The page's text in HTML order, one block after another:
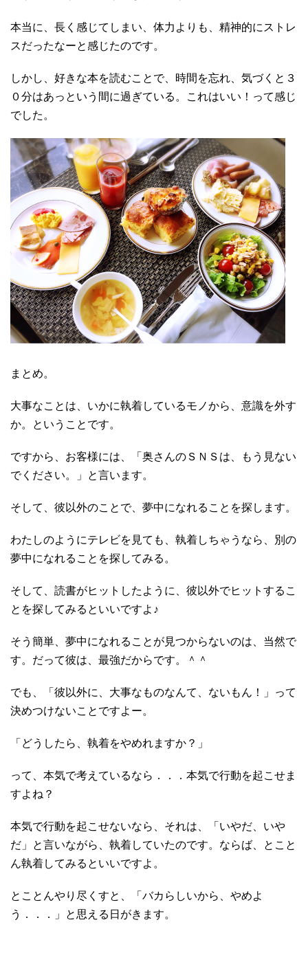
本当に、長く感じてしまい、体力よりも、精神的にストレ
スだったなーと感じたのです。
しかし、好きな本を読むことで、時間を忘れ、気づくと３
０分はあっという間に過ぎている。これはいい！って感じ
でした。
まとめ。
大事なことは、いかに執着しているモノから、意識を外す
か。ということです。
ですから、お客様には、「奥さんのＳＮＳは、もう見ない
でください。」と言います。
そして、彼以外のことで、夢中になれることを探します。
わたしのようにテレビを見ても、執着しちゃうなら、別の
夢中になれることを探してみる。
そして、読書がヒットしたように、彼以外でヒットするこ
とを探してみるといいですよ♪
そう簡単、夢中になれることが見つからないのは、当然で
す。だって彼は、最強だからです。＾＾
でも、「彼以外に、大事なものなんて、ないもん！」って
決めつけないことですよー。
「どうしたら、執着をやめれますか？」
って、本気で考えているなら．．．本気で行動を起こせま
すよね？
本気で行動を起こせないなら、それは、「いやだ、いや
だ」と言いながら、執着していたのです。ならば、とこと
ん執着してみるといいですよ。
とことんやり尽くすと、「バカらしいから、やめよ
う．．．」と思える日がきます。